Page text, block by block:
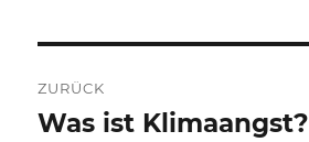
ZURÜCK
Vorheriger
Was ist Klimaangst?